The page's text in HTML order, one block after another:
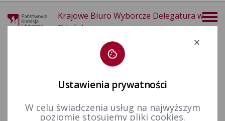
Krajowe Biuro Wyborcze Delegatura w
Gdańsku
Ustawienia prywatności
W celu świadczenia usług na najwyższym
poziomie stosujemy pliki cookies.